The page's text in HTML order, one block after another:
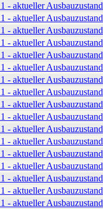
- aktueller Ausbauzustand
- aktueller Ausbauzustand
- aktueller Ausbauzustand
- aktueller Ausbauzustand
- aktueller Ausbauzustand
- aktueller Ausbauzustand
- aktueller Ausbauzustand
- aktueller Ausbauzustand
- aktueller Ausbauzustand
- aktueller Ausbauzustand
- aktueller Ausbauzustand
- aktueller Ausbauzustand
- aktueller Ausbauzustand
- aktueller Ausbauzustand
- aktueller Ausbauzustand
- aktueller Ausbauzustand
- aktueller Ausbauzustand